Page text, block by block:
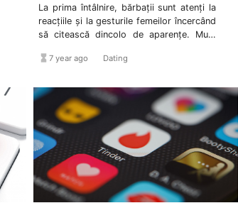
La prima întâlnire, bărbații sunt atenți la
reacțiile și la gesturile femeilor încercând
să citească dincolo de aparențe. Mulți
femeile cu care ies în oraș ca să vadă din
intenționat, altii pur și simplu trag
concluzii din acțiunile sau lipsa de acțiune
a reprezentanților sexului frumos.
hourglass_full7 year ago Dating